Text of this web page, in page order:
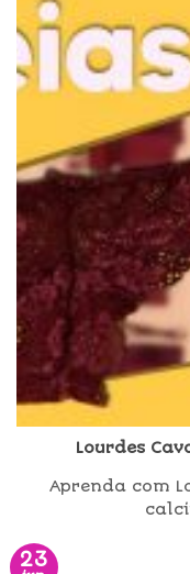
Lourdes
Aprenda com
23